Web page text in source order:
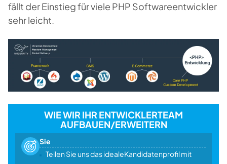
fällt der Einstieg für viele PHP Softwareentwickler
sehr leicht.
WIE WIR IHR ENTWICKLERTEAM
AUFBAUEN/ERWEITERN
Sie
Teilen Sie uns das idealeKandidatenprofil mit